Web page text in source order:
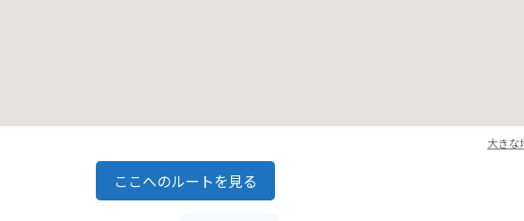
大きな
ここへのルートを見る